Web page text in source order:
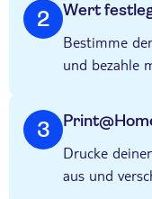
2 Wert
Bestimme
und bezahle
3
Drucke
aus und